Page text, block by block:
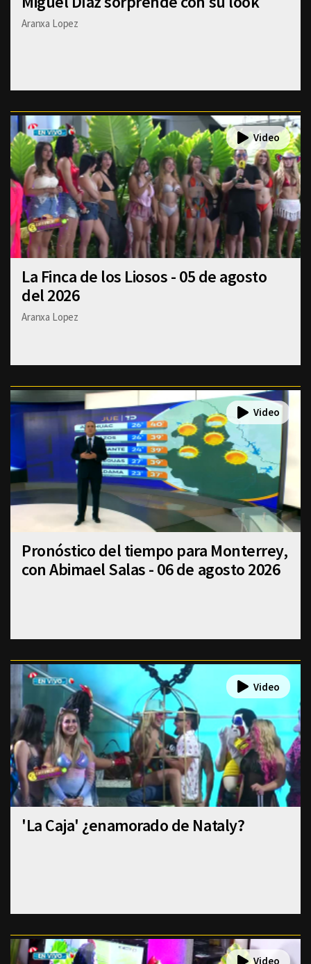
Aranxa Lopez
La Finca de los Liosos - 05 de agosto
del 2026
Aranxa Lopez
Pronóstico del tiempo para Monterrey,
con Abimael Salas - 06 de agosto 2026
'La Caja' ¿enamorado de Nataly?